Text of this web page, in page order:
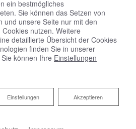
ein bestmögliches
Sie können das Setzen von
und unsere Seite nur mit den
nutzen. Weitere
detaillierte Übersicht der Cookies
finden Sie in unserer
Sie können Ihre Einstellungen
Akzeptieren
Einstellungen